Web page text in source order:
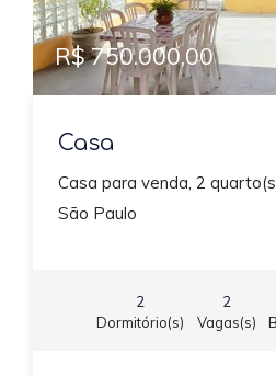
R$ 750.000,00
Casa
Casa para venda, 2
São Paulo
2
Dormitório(s)
2
Vagas(s)